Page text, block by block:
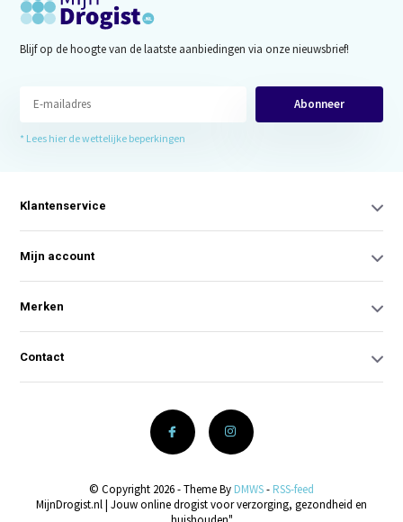
Blijf op de hoogte van de laatste aanbiedingen via onze nieuwsbrief!
Abonneer
* Lees hier de wettelijke beperkingen
Klantenservice
Mijn account
Merken
Contact
© Copyright 2026 - Theme By DMWS- RSS-feed
MijnDrogist.nl | Jouw online drogist voor verzorging, gezondheid en